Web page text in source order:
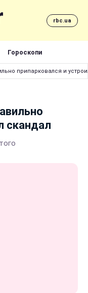
rbc.ua
Гороскопи
припарковался и
скандал